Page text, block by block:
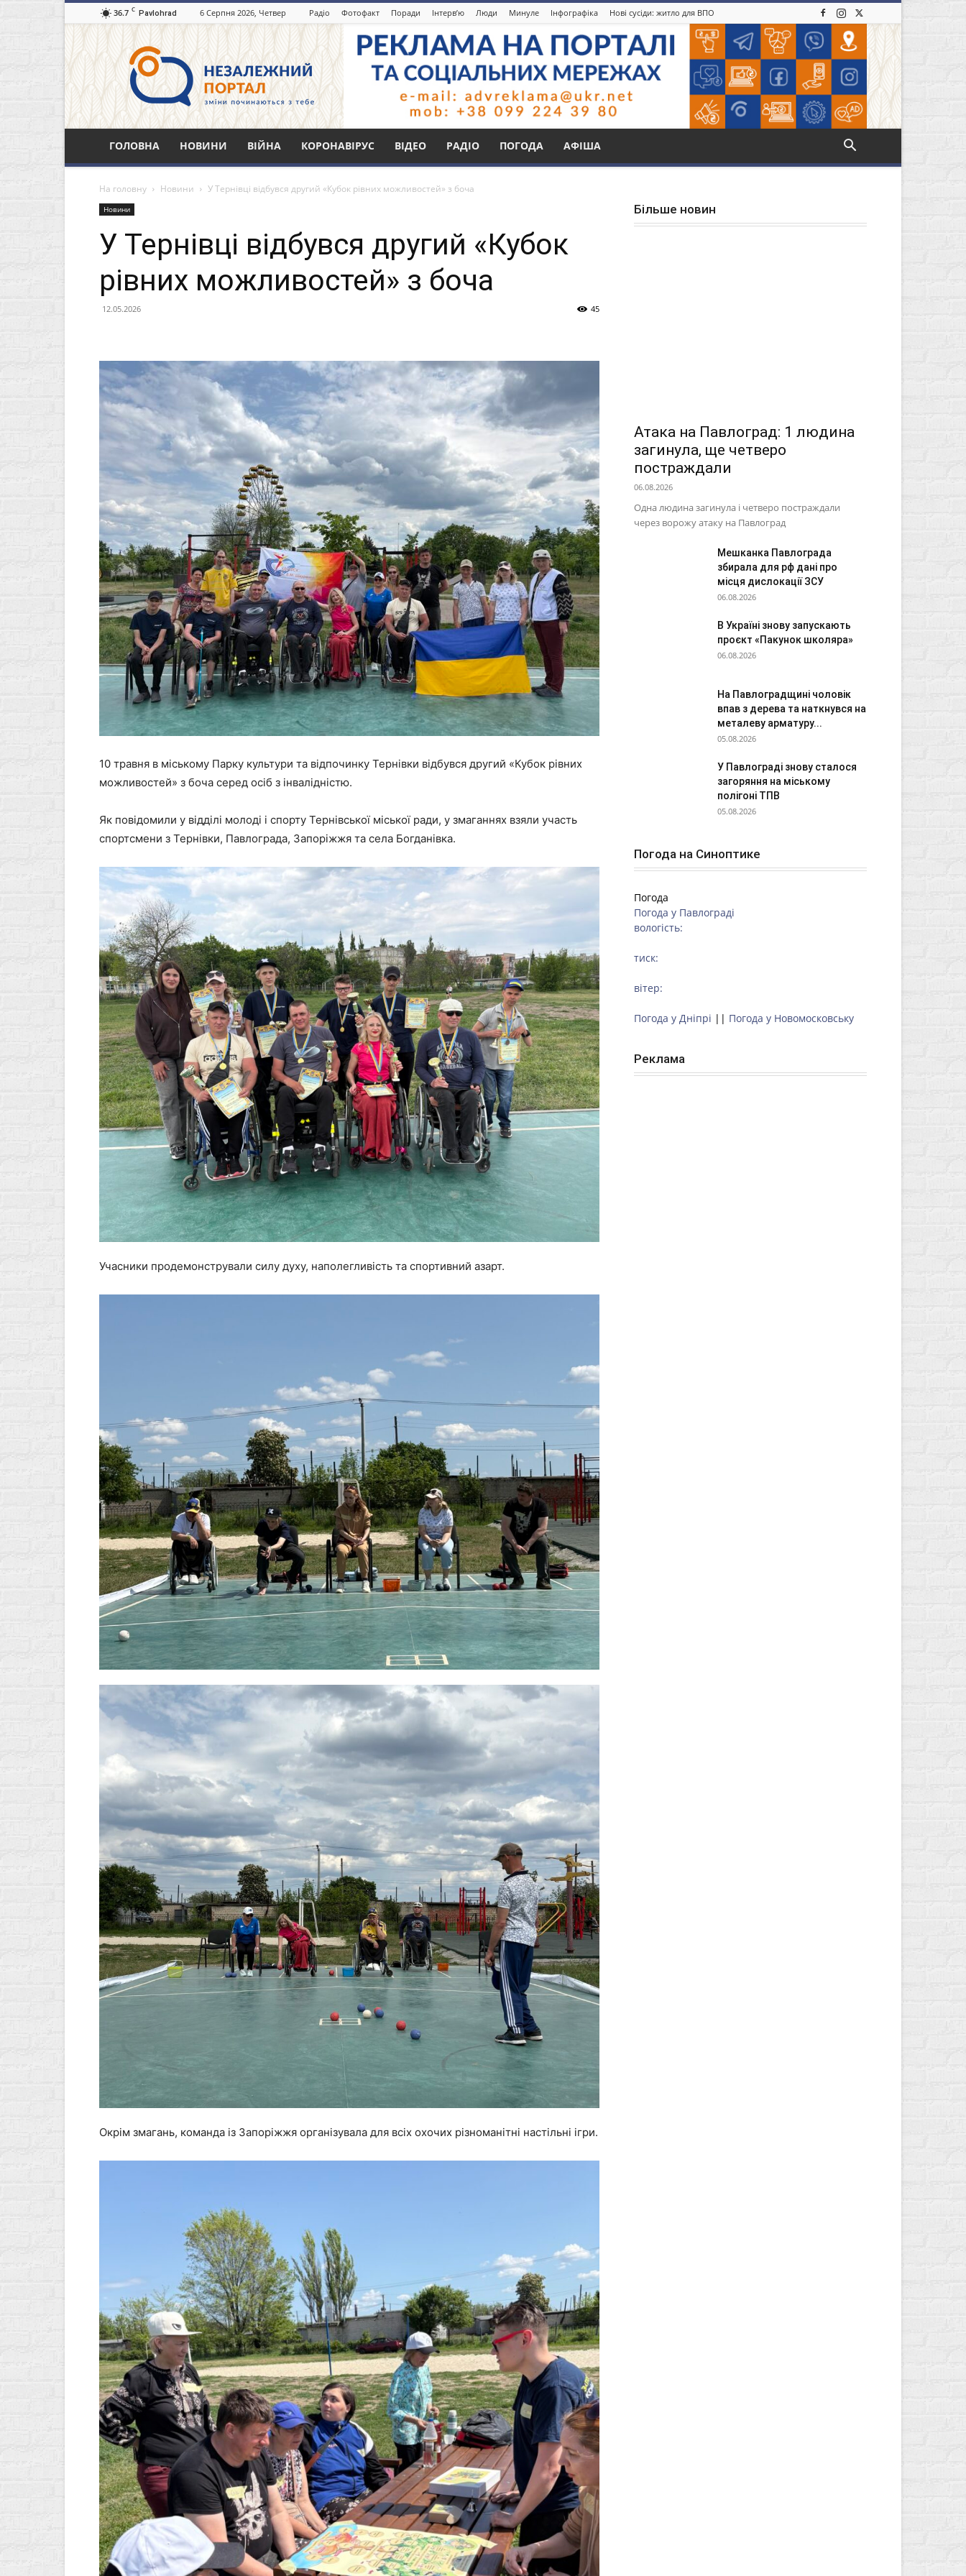
36.7 C Pavlohrad 6 Серпня 2026, Четвер Радіо Фотофакт Поради Інтерв’ю Люди Минуле Інфографіка Нові сусіди: житло для ВПО
Незалежний
портал
Павлоград.dp.ua
ГОЛОВНА НОВИНИ ВІЙНА КОРОНАВІРУС ВІДЕО РАДІО ПОГОДА АФІША
На головну Новини У Тернівці відбувся другий «Кубок рівних можливостей» з боча
Новини
У Тернівці відбувся другий «Кубок
рівних можливостей» з боча
12.05.2026 45
10 травня в міському Парку культури та відпочинку Тернівки відбувся другий «Кубок рівних
можливостей» з боча серед осіб з інвалідністю.
Як повідомили у відділі молоді і спорту Тернівської міської ради, у змаганнях взяли участь
спортсмени з Тернівки, Павлограда, Запоріжжя та села Богданівка.
Учасники продемонстрували силу духу, наполегливість та спортивний азарт.
Окрім змагань, команда із Запоріжжя організувала для всіх охочих різноманітні настільні ігри.
Більше новин
Атака на Павлоград: 1 людина
загинула, ще четверо
постраждали
06.08.2026
Одна людина загинула і четверо постраждали
через ворожу атаку на Павлоград
Мешканка Павлограда
збирала для рф дані про
місця дислокації ЗСУ
06.08.2026
В Україні знову запускають
проєкт «Пакунок школяра»
06.08.2026
На Павлоградщині чоловік
впав з дерева та наткнувся на
металеву арматуру...
05.08.2026
У Павлограді знову сталося
загоряння на міському
полігоні ТПВ
05.08.2026
Погода на Синоптике
Погода
Погода у Павлограді
вологість:
тиск:
вітер:
Погода у Дніпрі || Погода у Новомосковську
Реклама